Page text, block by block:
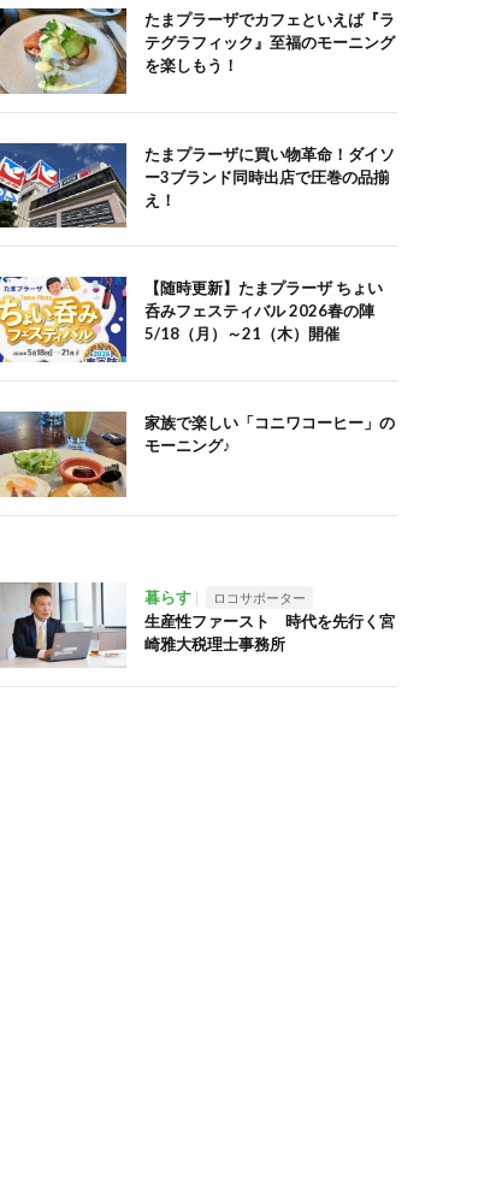
たまプラーザでカフェといえば『ラ
テグラフィック』至福のモーニング
を楽しもう！
たまプラーザに買い物革命！ダイソ
ー3ブランド同時出店で圧巻の品揃
え！
【随時更新】たまプラーザ ちょい
呑みフェスティバル 2026春の陣
5/18（月）～21（木）開催
家族で楽しい「コニワコーヒー」の
モーニング♪
暮らす ロコサポーター
生産性ファースト 時代を先行く宮
崎雅大税理士事務所